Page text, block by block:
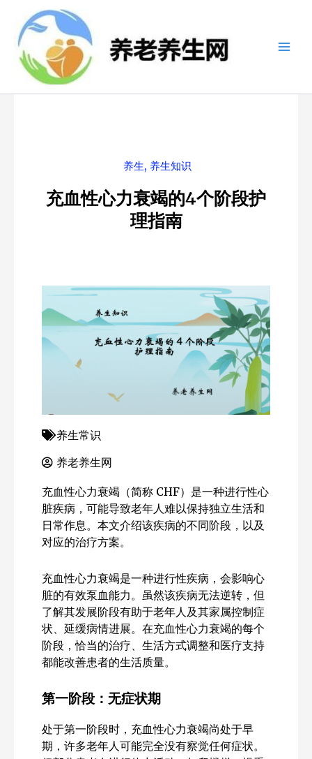
养生, 养生知识
充血性心力衰竭的4个阶段护
理指南
养生常识
养老养生网
充血性心力衰竭（简称 CHF）是一种进行性心
脏疾病，可能导致老年人难以保持独立生活和
日常作息。本文介绍该疾病的不同阶段，以及
对应的治疗方案。
充血性心力衰竭是一种进行性疾病，会影响心
脏的有效泵血能力。虽然该疾病无法逆转，但
了解其发展阶段有助于老年人及其家属控制症
状、延缓病情进展。在充血性心力衰竭的每个
阶段，恰当的治疗、生活方式调整和医疗支持
都能改善患者的生活质量。
第一阶段：无症状期
处于第一阶段时，充血性心力衰竭尚处于早
期，许多老年人可能完全没有察觉任何症状。